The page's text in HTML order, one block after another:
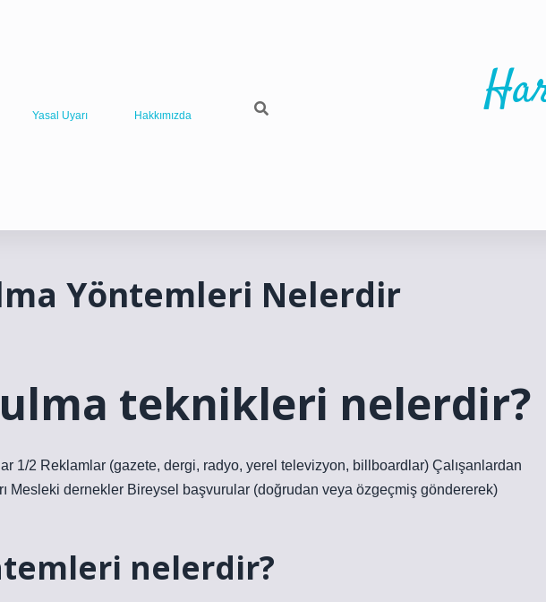
Yasal Uyarı Hakkımızda
Yöntemleri Nelerdir
teknikleri nelerdir?
1/2 Reklamlar (gazete, dergi, radyo, yerel televizyon, billboardlar) Çalışanlardan
Mesleki dernekler Bireysel başvurular (doğrudan veya özgeçmiş göndererek)
nelerdir?